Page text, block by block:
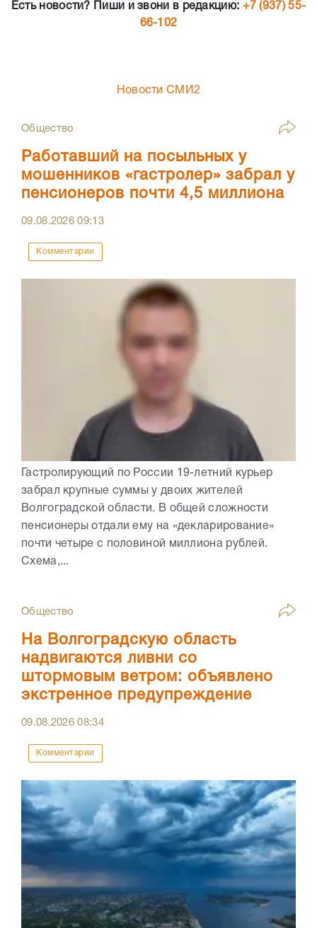
Есть новости? Пиши и звони в редакцию: +7 (937) 55-
66-102
Новости СМИ2
Общество
Работавший на посыльных у
мошенников «гастролер» забрал у
пенсионеров почти 4,5 миллиона
09.08.202609:13
Комментарии
Гастролирующий по России 19-летний курьер
забрал крупные суммы у двоих жителей
Волгоградской области. В общей сложности
пенсионеры отдали ему на «декларирование»
почти четыре с половиной миллиона рублей.
Схема,...
Общество
На Волгоградскую область
надвигаются ливни со
штормовым ветром: объявлено
экстренное предупреждение
09.08.202608:34
Комментарии